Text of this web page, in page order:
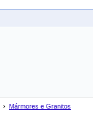
› Mármores e Granitos